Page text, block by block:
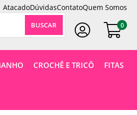
AtacadoDúvidasContatoQuem Somos
CROCHÊ E TRICÔ FITAS
0